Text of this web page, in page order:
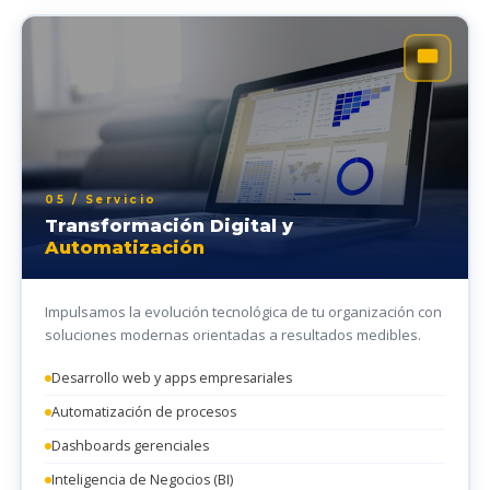
05 / Servicio
Transformación Digital y
Automatización
Impulsamos la evolución tecnológica de tu organización con
soluciones modernas orientadas a resultados medibles.
Desarrollo web y apps empresariales
Automatización de procesos
Dashboards gerenciales
Inteligencia de Negocios (BI)